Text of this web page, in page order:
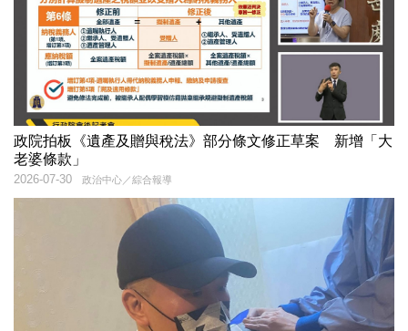
政院拍板《遺產及贈與稅法》部分條文修正草案 新增「大
老婆條款」
政治中心／綜合報導
2026-07-30